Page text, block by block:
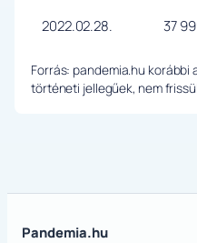
2022.02.28.
37
Forrás: pandemia.hu
történeti jellegűek, nem
Pandemia.hu